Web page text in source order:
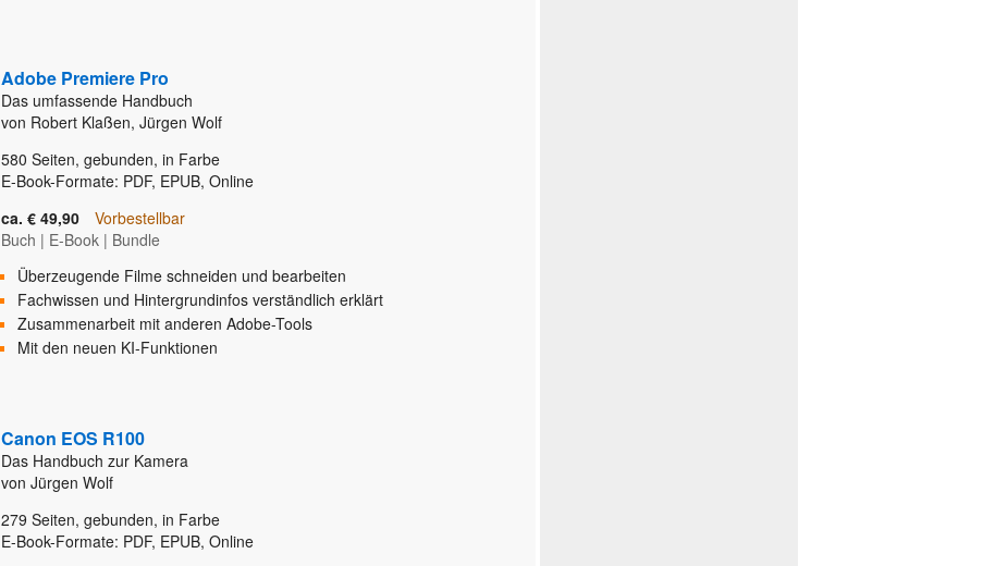
Adobe Premiere Pro
Das umfassende Handbuch
von Robert Klaßen, Jürgen Wolf
580 Seiten, gebunden, in Farbe
E-Book-Formate: PDF, EPUB, Online
ca. € 49,90
Vorbestellbar
Buch | E-Book | Bundle
Überzeugende Filme schneiden und bearbeiten
Fachwissen und Hintergrundinfos verständlich erklärt
Zusammenarbeit mit anderen Adobe-Tools
Mit den neuen KI-Funktionen
Canon EOS R100
Das Handbuch zur Kamera
von Jürgen Wolf
279 Seiten, gebunden, in Farbe
E-Book-Formate: PDF, EPUB, Online